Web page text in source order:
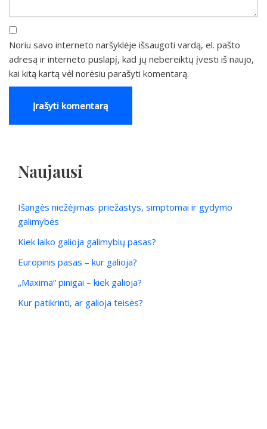
Noriu savo interneto naršyklėje išsaugoti vardą, el. pašto
adresą ir interneto puslapį, kad jų nebereiktų įvesti iš naujo,
kai kitą kartą vėl norėsiu parašyti komentarą.
Naujausi
Išangės niežėjimas: priežastys, simptomai ir gydymo
galimybės
Kiek laiko galioja galimybių pasas?
Europinis pasas – kur galioja?
„Maxima“ pinigai – kiek galioja?
Kur patikrinti, ar galioja teisės?